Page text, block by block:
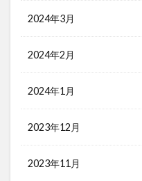
2024年3月
2024年2月
2024年1月
2023年12月
2023年11月